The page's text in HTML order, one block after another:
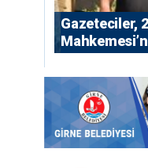
Gazeteciler,